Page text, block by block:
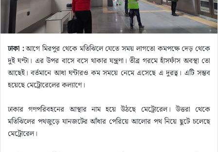
ঢাকা :আগে মিরপুর থেকে মতিঝিলে যেতে সময় লাগতো কমপক্ষে দেড় থেকে
দুই ঘণ্টা। এর উপর বাসে বসে থাকার যন্ত্রণা। তীব্র গরমে হাঁসফাঁস অবস্থা তো
আছেই। বর্তমানে আধা ঘন্টারও কম সময়ে নেমে এসেছে এ দুরত্ব। এটি সম্ভব
হয়েছে মেট্রোরেলের কল্যাণে।
ঢাকার গণপরিবহনের আস্থার নাম হয়ে উঠছে মেট্রোরেল। উত্তরা থেকে
মতিঝিলের পথজুড়ে যানজটের আঁধার পেরিয়ে আলোর পথ নিয়ে ছুটে চলেছে
মেট্রোরেল।